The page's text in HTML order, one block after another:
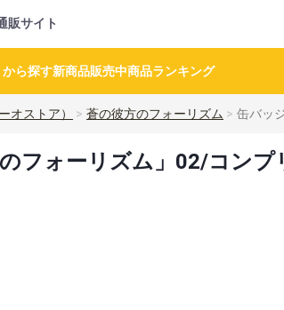
販サイト
ら探す新商品販売中商品ランキング
オストア） 蒼の彼方のフォーリズム 缶バッ
フォーリズム」02/コン